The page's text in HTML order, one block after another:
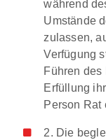
während
Umstände
zulassen,
Verfügung
Führen des
Erfüllung
Person Rat
2. Die